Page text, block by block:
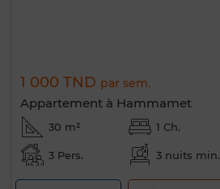
1 000 TND par sem.
Appartement à Hammamet
30 m² 1 Ch.
3 Pers. 3 nuits min.